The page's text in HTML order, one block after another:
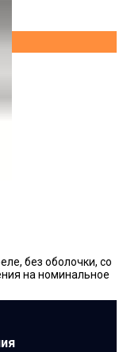
без оболочки, со
на номинальное